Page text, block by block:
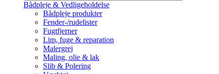
Bådpleje & Vedligeholdelse
Bådpleje produkter
Fender-/rudelister
Fugtfjerner
Lim, fuge & reparation
Malergrej
Maling, olie & lak
Slib & Polering